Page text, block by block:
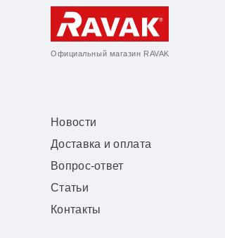
Официальный магазин RAVAK
Новости
Доставка и оплата
Вопрос-ответ
Статьи
Контакты